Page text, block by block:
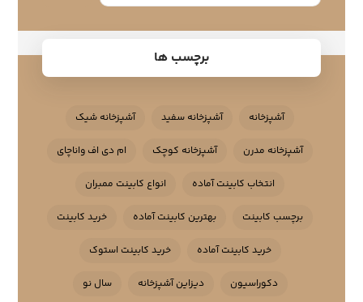
برچسب ها
آشپزخانه آشپزخانه سفید آشپزخانه شیک
آشپزخانه مدرن آشپزخانه کوچک ام دی اف واناچای
انتخاب کابینت آماده انواع کابینت ممبران
برچسب کابینت بهترین کابینت آماده خرید کابینت
خرید کابینت آماده خرید کابینت استوک
دکوراسیون دیزاین آشپزخانه سال نو